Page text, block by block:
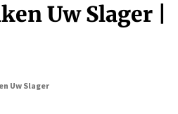
Uw Slager |
Uw Slager